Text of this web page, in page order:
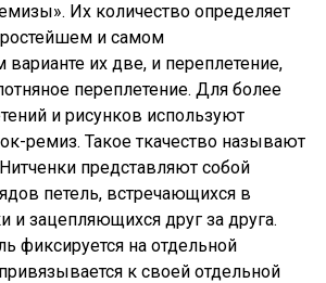
Их количество определяет
и самом
варианте их две, и переплетение,
переплетение. Для более
и рисунков используют
ремиз. Такое ткачество называют
представляют собой
петель, встречающихся в
и зацепляющихся друг за друга.
фиксируется на отдельной
к своей отдельной